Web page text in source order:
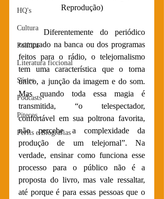
HQ's
Cultura
Política
Literatura ficcional
Séries
Podcasts
Pitecos
Perfis e Biografias
Reprodução)
Diferentemente do periódico
comprado na banca ou dos programas
feitos para o rádio, o telejornalismo
tem uma característica que o torna
único, a junção da imagem e do som.
Mas quando toda essa magia é
transmitida, “o telespectador,
confortável em sua poltrona favorita,
não percebe a complexidade da
produção de um telejornal”. Na
verdade, ensinar como funciona esse
processo para o público não é a
proposta do livro, mas vale ressaltar,
até porque é para essas pessoas que o